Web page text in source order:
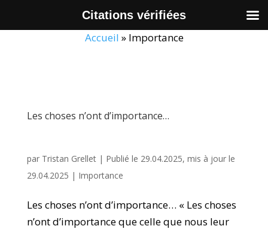
Accueil » Importance
Les choses n’ont d’importance…
par Tristan Grellet| Publié le 29.04.2025, mis à jour le
29.04.2025 | Importance
Les choses n’ont d’importance… « Les choses
n’ont d’importance que celle que nous leur
Citations vérifiées